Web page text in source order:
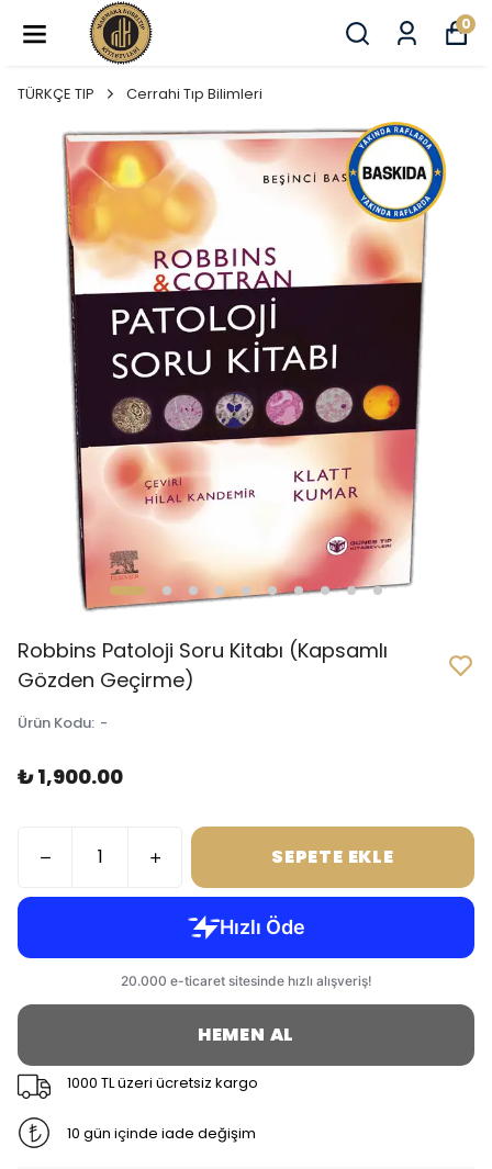
0
TÜRKÇE TIP Cerrahi Tıp Bilimleri
Robbins Patoloji Soru Kitabı (Kapsamlı
Gözden Geçirme)
Ürün Kodu: -
₺ 1,900.00
SEPETE EKLE
HEMEN AL
1000 TL üzeri ücretsiz kargo
10 gün içinde iade değişim